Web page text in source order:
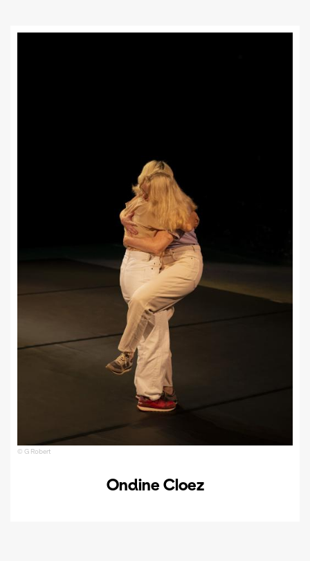
© G Robert
Ondine Cloez